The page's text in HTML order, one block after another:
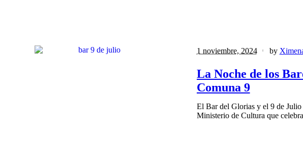
1 noviembre, 2024 by
La Noche de los
Comuna 9
El Bar del Glorias y el 9 de
Ministerio de Cultura que